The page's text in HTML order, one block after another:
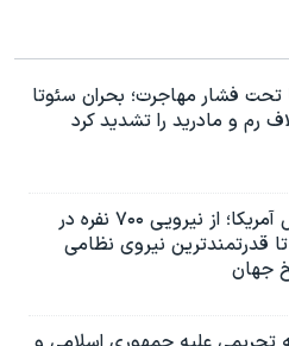
تحت فشار مهاجرت؛ بحران سئوتا
رم و مادرید را تشدید کرد
ارتش آمریکا؛ از نيرویی ۷۰۰ نفره در
تا قدرتمندترین نیروی نظامی
جهان